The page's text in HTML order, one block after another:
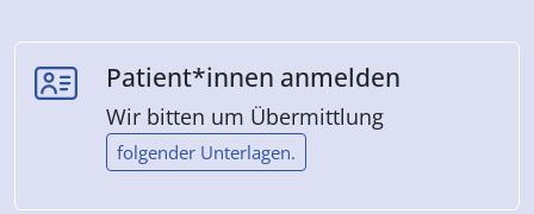
Patient*innen anmelden
Wir bitten um Übermittlung
folgender Unterlagen.